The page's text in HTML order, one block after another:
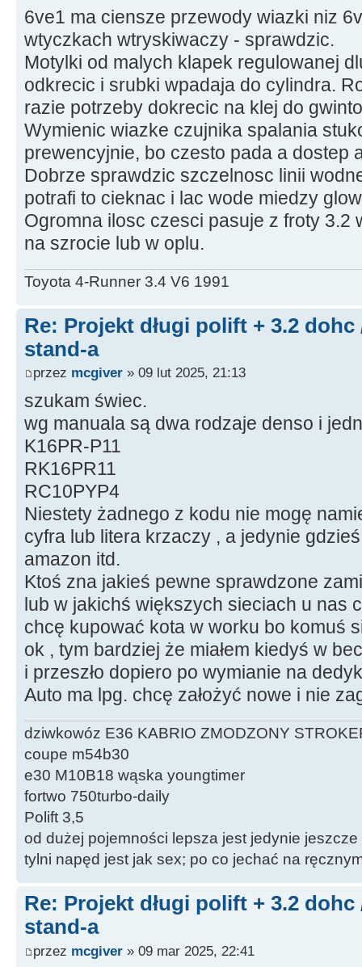
6ve1 ma ciensze przewody wiazki niz
wtyczkach wtryskiwaczy - sprawdzic.
Motylki od malych klapek regulowanej
odkrecic i srubki wpadaja do cylindra.
razie potrzeby dokrecic na klej do
Wymienic wiazke czujnika spalania
prewencyjnie, bo czesto pada a dostep
Dobrze sprawdzic szczelnosc linii
potrafi to cieknac i lac wode miedzy
Ogromna ilosc czesci pasuje z froty 3.2
na szrocie lub w oplu.
Toyota 4-Runner 3.4 V6 1991
Re: Projekt długi polift + 3.2 dohc
stand-a
przez mcgiver » 09 lut 2025, 21:13
szukam świec.
wg manuala są dwa rodzaje denso i
K16PR-P11
RK16PR11
RC10PYP4
Niestety żadnego z kodu nie mogę
cyfra lub litera krzaczy , a jedynie
amazon itd.
Ktoś zna jakieś pewne sprawdzone
lub w jakichś większych sieciach u nas
chcę kupować kota w worku bo komuś
ok , tym bardziej że miałem kiedyś w
i przeszło dopiero po wymianie na
Auto ma lpg. chcę założyć nowe i nie
dziwkowóz E36 KABRIO ZMODZONY
coupe m54b30
e30 M10B18 wąska youngtimer
fortwo 750turbo-daily
Polift 3,5
od dużej pojemności lepsza jest jedynie jeszcze
tylni napęd jest jak sex; po co jechać na
Re: Projekt długi polift + 3.2 dohc
stand-a
przez mcgiver » 09 mar 2025, 22:41